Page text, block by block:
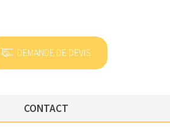
{ DEMANDE DE DEVIS
CONTACT